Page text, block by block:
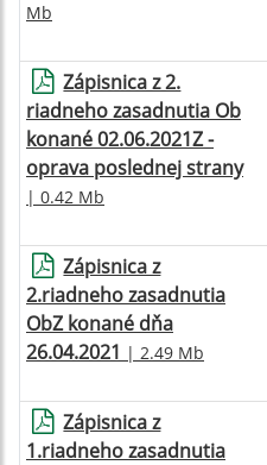
Mb
Zápisnica z 2.
riadneho zasadnutia Ob
konané 02.06.2021Z -
oprava poslednej strany
| 0.42 Mb
Zápisnica z
2.riadneho zasadnutia
ObZ konané dňa
26.04.2021 | 2.49 Mb
Zápisnica z
1.riadneho zasadnutia